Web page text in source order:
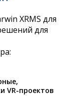
XRMS для
для
VR-проектов